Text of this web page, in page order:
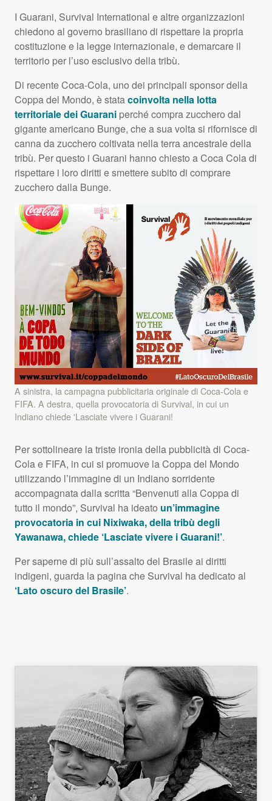
I Guarani, Survival International e altre organizzazioni
chiedono al governo brasiliano di rispettare la propria
costituzione e la legge internazionale, e demarcare il
territorio per l’uso esclusivo della tribù.
Di recente Coca-Cola, uno dei principali sponsor della
Coppa del Mondo, è stata coinvolta nella lotta
territoriale dei Guarani perché compra zucchero dal
gigante americano Bunge, che a sua volta si rifornisce di
canna da zucchero coltivata nella terra ancestrale della
tribù. Per questo i Guarani hanno chiesto a Coca Cola di
rispettare i loro diritti e smettere subito di comprare
zucchero dalla Bunge.
A sinistra, la campagna pubblicitaria originale di Coca-Cola e
FIFA. A destra, quella provocatoria di Survival, in cui un
Indiano chiede 'Lasciate vivere i Guarani!
Per sottolineare la triste ironia della pubblicità di Coca-
Cola e FIFA, in cui si promuove la Coppa del Mondo
utilizzando l’immagine di un Indiano sorridente
accompagnata dalla scritta “Benvenuti alla Coppa di
tutto il mondo”, Survival ha ideato un’immagine
provocatoria in cui Nixiwaka, della tribù degli
Yawanawa, chiede ‘Lasciate vivere i Guarani!’.
Per saperne di più sull’assalto del Brasile ai diritti
indigeni, guarda la pagina che Survival ha dedicato al
‘Lato oscuro del Brasile’.